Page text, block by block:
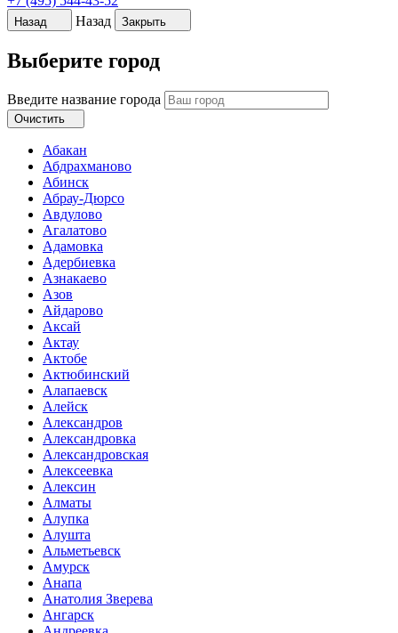
Назад Назад Закрыть
Выберите город
Введите название города
Очистить
Абакан
Абдрахманово
Абинск
Абрау-Дюрсо
Авдулово
Агалатово
Адамовка
Адербиевка
Азнакаево
Азов
Айдарово
Аксай
Актау
Актобе
Актюбинский
Алапаевск
Алейск
Александров
Александровка
Александровская
Алексеевка
Алексин
Алматы
Алупка
Алушта
Альметьевск
Амурск
Анапа
Анатолия Зверева
Ангарск